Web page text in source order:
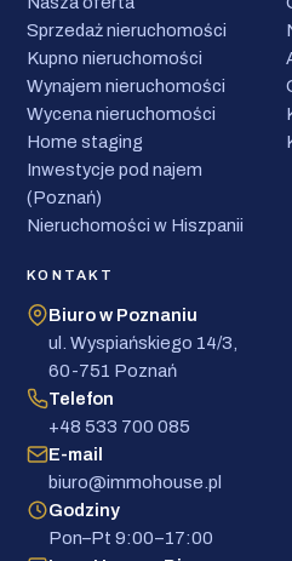
Sprzedaż nieruchomości
Kupno nieruchomości
Wynajem nieruchomości
Wycena nieruchomości
Home staging
Inwestycje pod najem
(Poznań)
Nieruchomości w Hiszpanii
KONTAKT
Biuro w Poznaniu
ul. Wyspiańskiego 14/3,
60-751 Poznań
Telefon
+48 533 700 085
E-mail
biuro@immohouse.pl
Godziny
Pon–Pt 9:00–17:00